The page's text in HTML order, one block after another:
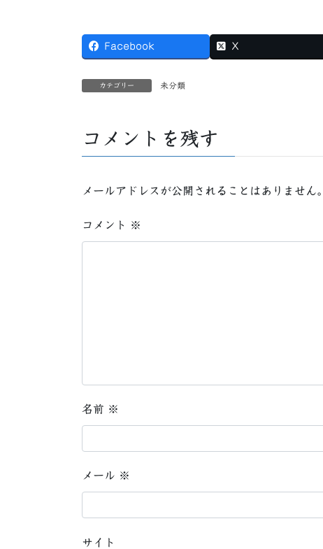
Facebook X
カテゴリー 未分類
コメントを残す
メールアドレスが公開されることはありません。
コメント ※
名前 ※
メール ※
サイト